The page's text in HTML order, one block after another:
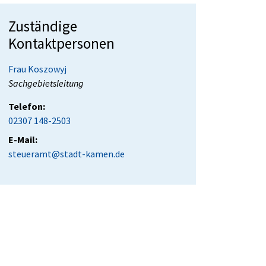
Zuständige
Kontaktpersonen
Frau Koszowyj
Position:
Sachgebietsleitung
Telefon:
02307 148-2503
E-Mail:
steueramt@stadt-kamen.de